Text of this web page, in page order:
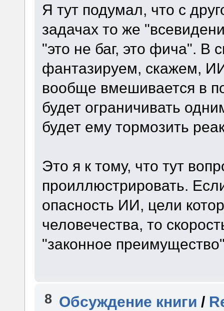
Я тут подумал, что с
задачах то же
"это не баг, это фича". В
фантазируем, скажем,
вообще вмешивается в
будет ограничивать
будет ему тормозить
Это я к тому, что тут
проиллюстрировать.
опасность ИИ, цели
человечества, то
"законное
8 Обсуждение книги /